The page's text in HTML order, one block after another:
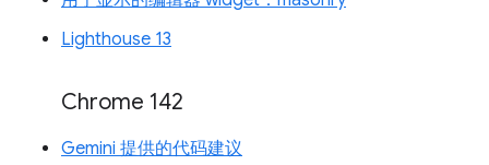
Lighthouse 13
Chrome 142
Gemini 提供的代码建议